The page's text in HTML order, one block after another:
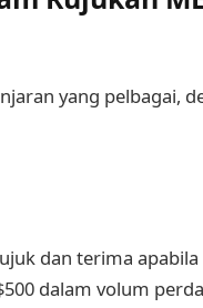
yang pelbagai,
dan terima
dalam volum